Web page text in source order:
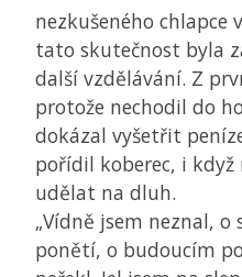
nezkušeného chlapce
tato skutečnost byla
další vzdělávání. Z
protože nechodil do
dokázal vyšetřit
pořídil koberec, i
udělat na dluh.
„Vídně jsem neznal,
ponětí, o budoucím